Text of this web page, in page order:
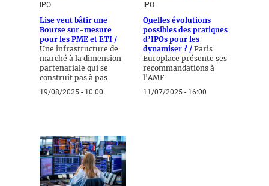
IPO
Lise veut bâtir une
Bourse sur-mesure
pour les PME et ETI /
Une infrastructure de
marché à la dimension
partenariale qui se
construit pas à pas
19/08/2025 - 10:00
IPO
Quelles évolutions
possibles des pratiques
d’IPOs pour les
dynamiser ? / Paris
Europlace présente ses
recommandations à
l'AMF
11/07/2025 - 16:00